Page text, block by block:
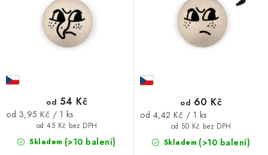
Skladem (>10 balení)
od 45 Kč bez DPH
od 54 Kč
Měrná
od 3,95 Kč / 1 ks
Skladem (>10 balení)
od 50 Kč bez DPH
od 60 Kč
Měrná
od 4,42 Kč / 1 ks